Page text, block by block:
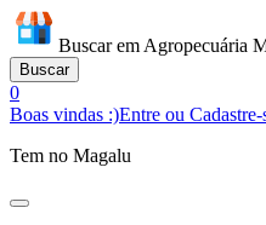
Buscar em Agropecuária
Buscar
0
Boas vindas :)Entre ou Cadastre-
Tem no Magalu